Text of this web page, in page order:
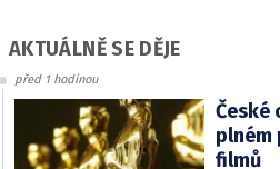
AKTUÁLNĚ SE DĚJE
před 1 hodinou
České
plném
filmů